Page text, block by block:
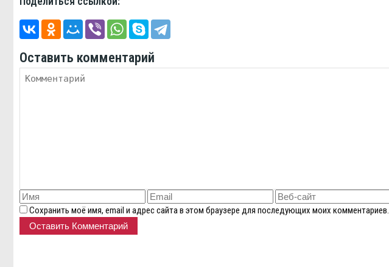
Оставить комментарий
Сохранить моё имя, email и адрес сайта в этом браузере для последующих моих комментариев.